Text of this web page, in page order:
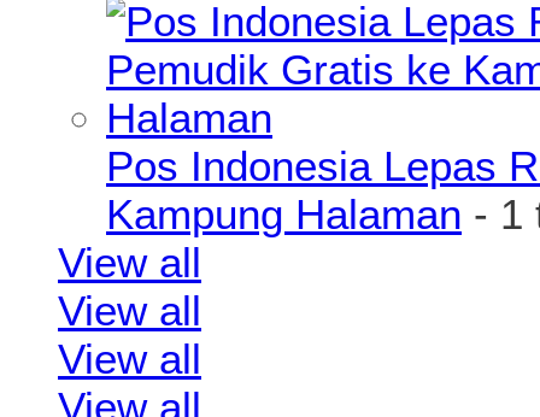
Pos Indonesia Lepas
Kampung Halaman - 1
View all
View all
View all
View all